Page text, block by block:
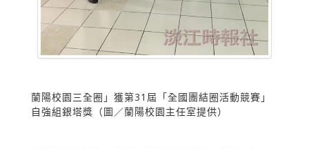
蘭陽校園三全圈」獲第31屆「全國團結圈活動競賽」
自強組銀塔獎（圖／蘭陽校園主任室提供）